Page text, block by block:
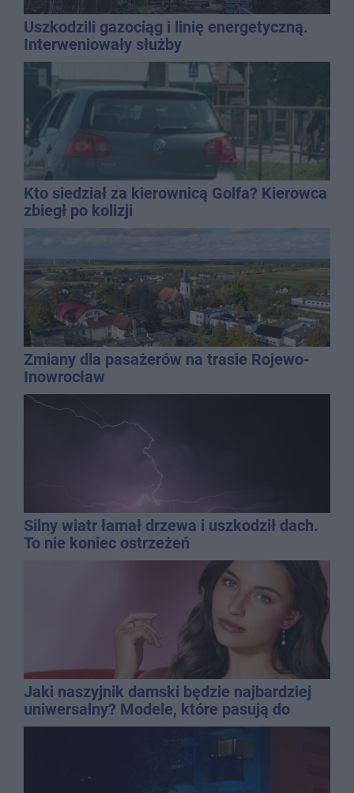
Uszkodzili gazociąg i linię energetyczną.
Interweniowały służby
Kto siedział za kierownicą Golfa? Kierowca
zbiegł po kolizji
Zmiany dla pasażerów na trasie Rojewo-
Inowrocław
Silny wiatr łamał drzewa i uszkodził dach.
To nie koniec ostrzeżeń
Jaki naszyjnik damski będzie najbardziej
uniwersalny? Modele, które pasują do
wielu stylizacji